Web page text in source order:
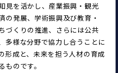
見を活かし、産業振興・観光
の発展、学術振興及び教育・
づくりの推進、さらには公共
多様な分野で協力し合うことに
形成と、未来を担う人材の育成
ものです。